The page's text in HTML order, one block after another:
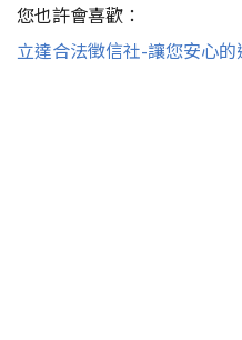
您也許會喜歡：
立達合法徵信社-讓您安心的